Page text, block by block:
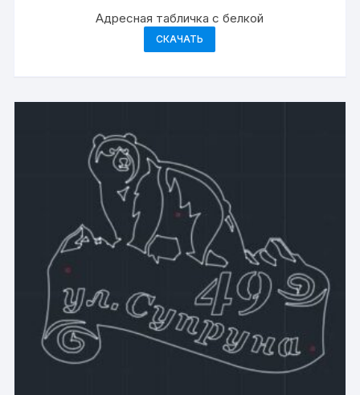
Адресная табличка с белкой
СКАЧАТЬ